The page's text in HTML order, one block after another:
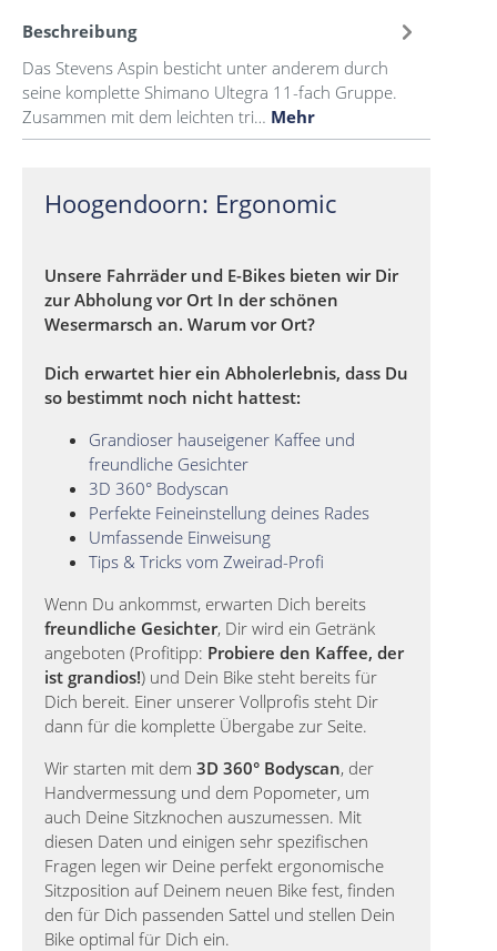
Beschreibung
Das Stevens Aspin besticht unter anderem durch
seine komplette Shimano Ultegra 11-fach Gruppe.
Zusammen mit dem leichten tri… Mehr
Hoogendoorn: Ergonomic
Unsere Fahrräder und E-Bikes bieten wir Dir
zur Abholung vor Ort In der schönen
Wesermarsch an. Warum vor Ort?
Dich erwartet hier ein Abholerlebnis, dass Du
so bestimmt noch nicht hattest:
Grandioser hauseigener Kaffee und
freundliche Gesichter
3D 360° Bodyscan
Perfekte Feineinstellung deines Rades
Umfassende Einweisung
Tips & Tricks vom Zweirad-Profi
Wenn Du ankommst, erwarten Dich bereits
freundliche Gesichter, Dir wird ein Getränk
angeboten (Profitipp: Probiere den Kaffee, der
ist grandios!) und Dein Bike steht bereits für
Dich bereit. Einer unserer Vollprofis steht Dir
dann für die komplette Übergabe zur Seite.
Wir starten mit dem 3D 360° Bodyscan, der
Handvermessung und dem Popometer, um
auch Deine Sitzknochen auszumessen. Mit
diesen Daten und einigen sehr spezifischen
Fragen legen wir Deine perfekt ergonomische
Sitzposition auf Deinem neuen Bike fest, finden
den für Dich passenden Sattel und stellen Dein
Bike optimal für Dich ein.